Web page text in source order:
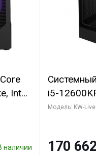
Intel
наличии
i5-
7, C10
SSD)
Модель: KW-
170